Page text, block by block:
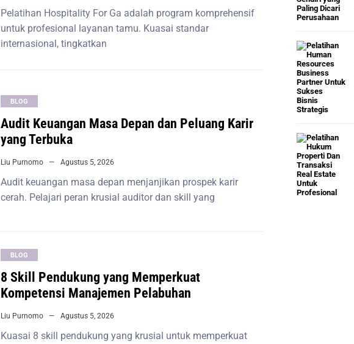
Pelatihan Hospitality For Ga adalah program komprehensif
untuk profesional layanan tamu. Kuasai standar
internasional, tingkatkan
BLOG
Audit Keuangan Masa Depan dan Peluang Karir
yang Terbuka
Liu Purnomo Agustus 5, 2026
Audit keuangan masa depan menjanjikan prospek karir
cerah. Pelajari peran krusial auditor dan skill yang
BLOG
8 Skill Pendukung yang Memperkuat
Kompetensi Manajemen Pelabuhan
Liu Purnomo Agustus 5, 2026
Kuasai 8 skill pendukung yang krusial untuk memperkuat